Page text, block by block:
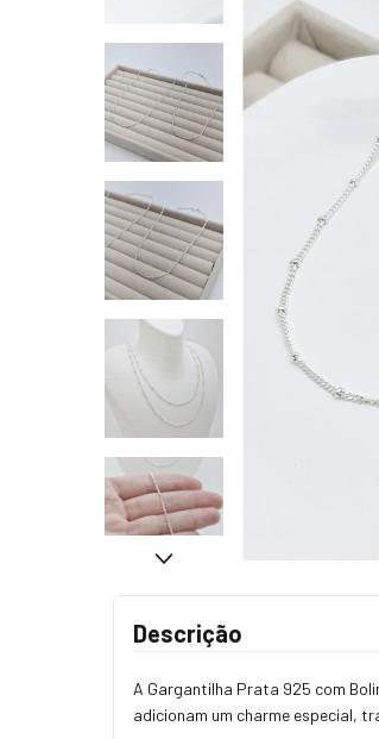
Descrição
A Gargantilha Prata 925 com
adicionam um charme especial,